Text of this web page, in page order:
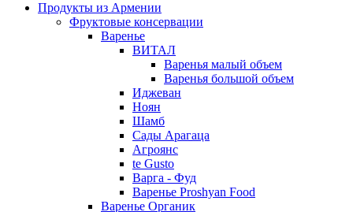
Продукты из Армении
Фруктовые консервации
Варенье
ВИТАЛ
Варенья малый объем
Варенья большой объем
Иджеван
Ноян
Шамб
Сады Арагаца
Агроянс
te Gusto
Варга - Фуд
Варенье Proshyan Food
Варенье Органик